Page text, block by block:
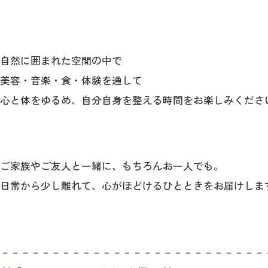
自然に囲まれた空間の中で
美容・音楽・食・体験を通して
心と体をゆるめ、自分自身を整える時間をお楽しみくださ
ご家族やご友人と一緒に、もちろんお一人でも。
日常から少し離れて、心がほどけるひとときをお届けしま
－－－－－－－－－－－－－－－－－－－－－－－－－－